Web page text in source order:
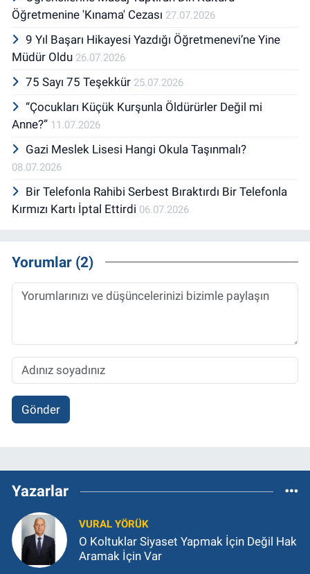
Öğretmenine 'Kınama' Cezası 27.07.2026
9 Yıl Başarı Hikayesi Yazdığı Öğretmenevi’ne Yine
Müdür Oldu 26.07.2026
75 Sayı 75 Teşekkür 25.07.2026
“Çocukları Küçük Kurşunla Öldürürler Değil mi
Anne?” 11.07.2026
Gazi Meslek Lisesi Hangi Okula Taşınmalı?
08.07.2026
Bir Telefonla Rahibi Serbest Bıraktırdı Bir Telefonla
Kırmızı Kartı İptal Ettirdi 06.07.2026
Yorumlar (2)
Gönder
Yazarlar
VURAL YÖRÜK
O Koltuklar Siyaset Yapmak İçin Değil Hak
Aramak İçin Var